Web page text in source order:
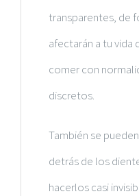
transparentes, de
afectarán a tu vida
comer con
discretos.
También se
detrás de los
hacerlos casi